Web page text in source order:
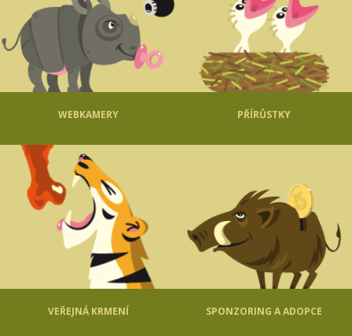
WEBKAMERY PŘÍRŮSTKY
VEŘEJNÁ KRMENÍ SPONZORING A ADOPCE